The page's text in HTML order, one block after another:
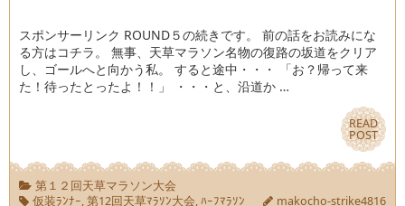
スポンサーリンク ROUND５の続きです。 前の話をお読みにな
る方はコチラ。 無事、天草マラソン名物の復路の坂道をクリア
し、ゴールへと向かう私。 すると途中・・・ 「お？帰って来
た！待ったとったよ！！」 ・・・と、沿道か …
READ
POST
READ
POST
第１２回天草マラソン大会
仮装ﾗﾝﾅｰ,第12回天草ﾏﾗｿﾝ大会,ﾊｰﾌﾏﾗｿﾝ makocho-strike4816